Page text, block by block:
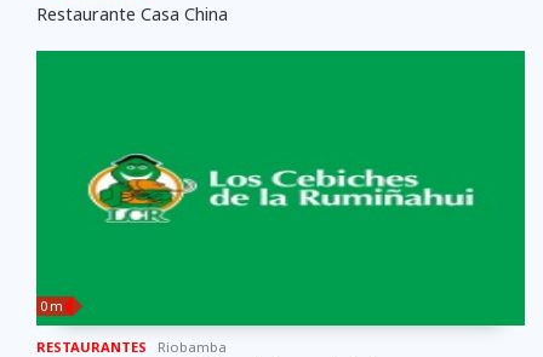
Restaurante Casa China
0 m
RESTAURANTES Riobamba